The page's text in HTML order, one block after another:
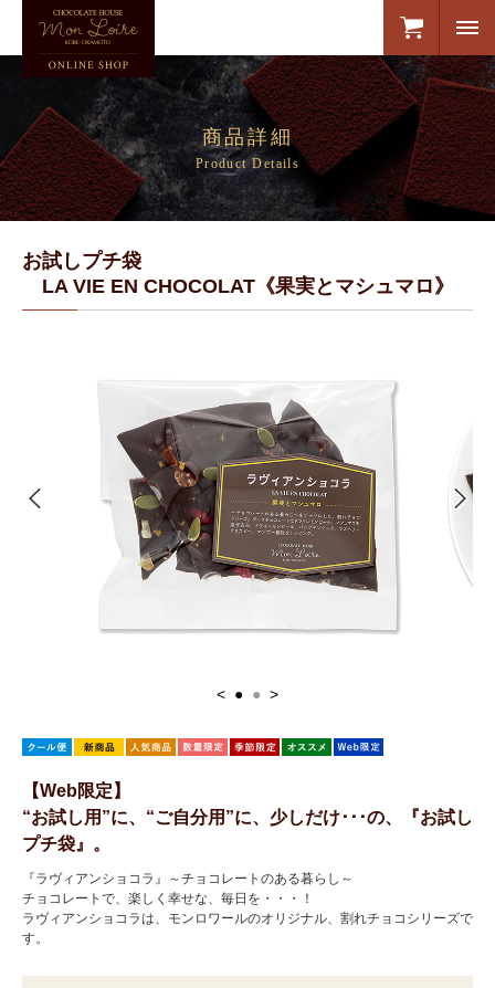
商品詳細
Product Details
お試しプチ袋
LA VIE EN CHOCOLAT《果実とマシュマロ》
< ● ● >
【Web限定】
“お試し用”に、“ご自分用”に、少しだけ･･･の、『お試し
プチ袋』。
『ラヴィアンショコラ』～チョコレートのある暮らし～
チョコレートで、楽しく幸せな、毎日を・・・！
ラヴィアンショコラは、モンロワールのオリジナル、割れチョコシリーズで
す。